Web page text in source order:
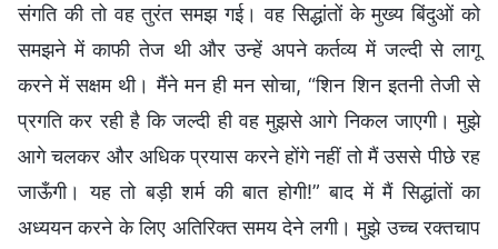
संगति की तो वह तुरंत समझ गई। वह सिद्धांतों के मुख्य बिंदुओं को
समझने में काफी तेज थी और उन्हें अपने कर्तव्य में जल्दी से लागू
करने में सक्षम थी। मैंने मन ही मन सोचा, “शिन शिन इतनी तेजी से
प्रगति कर रही है कि जल्दी ही वह मुझसे आगे निकल जाएगी। मुझे
आगे चलकर और अधिक प्रयास करने होंगे नहीं तो मैं उससे पीछे रह
जाऊँगी। यह तो बड़ी शर्म की बात होगी!” बाद में मैं सिद्धांतों का
अध्ययन करने के लिए अतिरिक्त समय देने लगी। मुझे उच्च रक्तचाप